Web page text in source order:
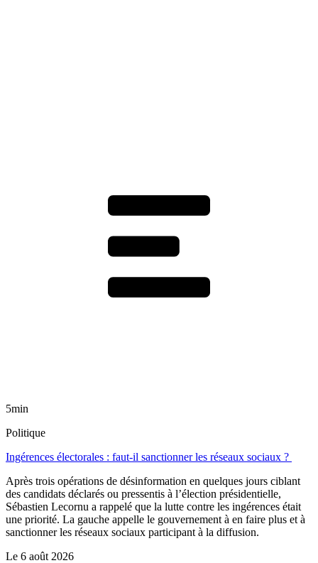
5min
Politique
Ingérences électorales : faut-il sanctionner les réseaux sociaux ?
Après trois opérations de désinformation en quelques jours ciblant
des candidats déclarés ou pressentis à l’élection présidentielle,
Sébastien Lecornu a rappelé que la lutte contre les ingérences était
une priorité. La gauche appelle le gouvernement à en faire plus et à
sanctionner les réseaux sociaux participant à la diffusion.
Le 6 août 2026